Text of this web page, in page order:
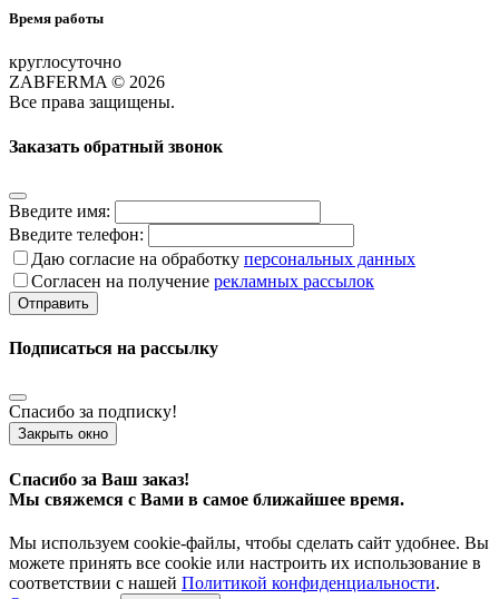
Время работы
круглосуточно
ZABFERMA © 2026
Все права защищены.
Заказать обратный звонок
Введите имя:
Введите телефон:
Даю согласие на обработку персональных данных
Согласен на получение рекламных рассылок
Отправить
Подписаться на рассылку
Спасибо за подписку!
Закрыть окно
Спасибо за Ваш заказ!
Мы свяжемся с Вами в самое ближайшее время.
Мы используем cookie‑файлы, чтобы сделать сайт удобнее. Вы
можете принять все cookie или настроить их использование в
соответствии с нашей Политикой конфиденциальности.